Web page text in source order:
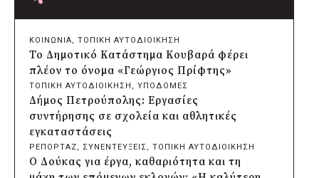
πριν από 2 μέρες
Δήμος Πατρέων: Αντικατάσταση
φωτιστικών μετά τη λεηλασία στο έλος
της Αγυιάς
πριν από 2 μέρες
Δήμος Σαρωνικού: Βανδάλισαν το
εκκλησάκι της Μεταμόρφωσης του
Σωτήρος
πριν από 2 μέρες
Περιφέρεια Αττικής: Έξι συμπεράσματα
για την ψηφιακή μετάβαση των
επιχειρήσεων
ΚΟΙΝΩΝΙΑ, ΤΟΠΙΚΗ ΑΥΤΟΔΙΟΙΚΗΣΗ
Το Δημοτικό Κατάστημα Κουβαρά φέρει
πλέον το όνομα «Γεώργιος Πρίφτης»
ΤΟΠΙΚΗ ΑΥΤΟΔΙΟΙΚΗΣΗ , ΥΠΟΔΟΜΕΣ
Δήμος Πετρούπολης: Εργασίες
συντήρησης σε σχολεία και αθλητικές
εγκαταστάσεις
ΡΕΠΟΡΤΑΖ, ΣΥΝΕΝΤΕΥΞΕΙΣ, ΤΟΠΙΚΗ ΑΥΤΟΔΙΟΙΚΗΣΗ
Ο Δούκας για έργα, καθαριότητα και τη